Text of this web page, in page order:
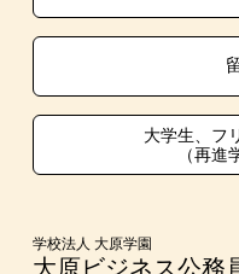
在校生・卒業生紹介
大学生・短期大学生
学費
入学前のお勧め学習シ
大学生、フ
（再進
学校法人 大原学園
大原ビジネス公務